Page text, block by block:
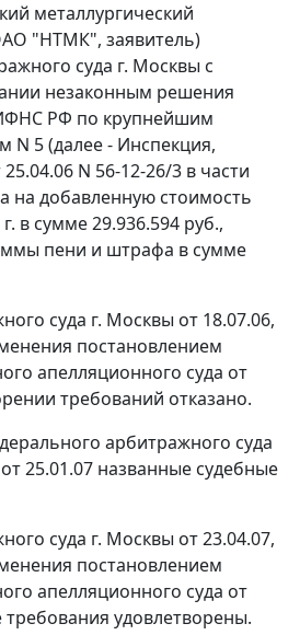
металлургический
"НТМК", заявитель)
суда г. Москвы с
незаконным решения
РФ по крупнейшим
N 5 (далее - Инспекция,
N 56-12-26/3 в части
на добавленную стоимость
в сумме 29.936.594 руб.,
пени и штрафа в сумме
суда г. Москвы от 18.07.06,
постановлением
апелляционного суда от
требований отказано.
арбитражного суда
25.01.07 названные судебные
суда г. Москвы от 23.04.07,
постановлением
апелляционного суда от
требования удовлетворены.